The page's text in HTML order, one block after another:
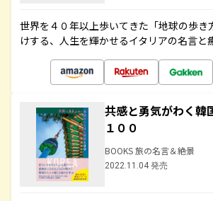
世界を４０年以上歩いてきた「地球の歩き
けする、人生を輝かせるイタリアの名言と
共感と勇気がわく韓
１００
BOOKS 旅の名言＆絶景
2022.11.04 発売